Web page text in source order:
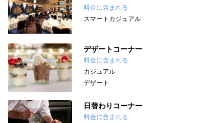
料金に含まれる
スマートカジュアル
デザートコーナー
料金に含まれる
カジュアル
デザート
日替わりコーナー
料金に含まれる